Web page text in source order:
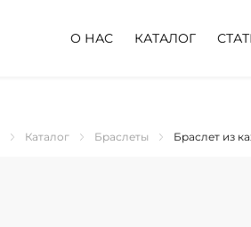
О НАС КАТАЛОГ
Каталог Браслеты Браслет из